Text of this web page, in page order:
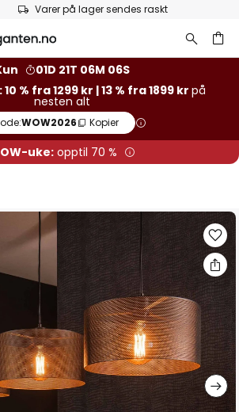
Varer på lager sendes raskt
01D 21T 06M 06S
% fra 1299 kr | 13 % fra 1899 krpå
nesten alt
WOW2026 Kopier
uke: opptil 70 %